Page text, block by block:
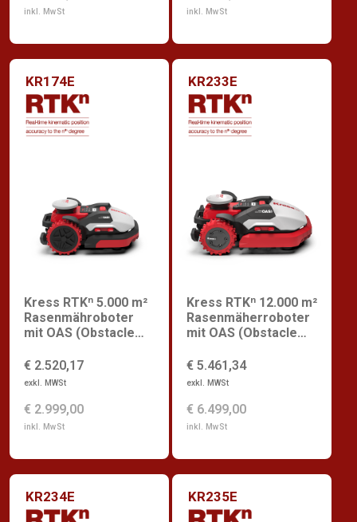
inkl. MwSt inkl. MwSt
KR174E
Kress RTKⁿ 5.000 m²
Rasenmähroboter
mit OAS (Obstacle
€ 2.520,17
exkl. MWSt
€ 2.999,00
inkl. MwSt
KR233E
Kress RTKⁿ 12.000 m²
Rasenmäherroboter
mit OAS (Obstacle
€ 5.461,34
exkl. MWSt
€ 6.499,00
inkl. MwSt
KR234E KR235E